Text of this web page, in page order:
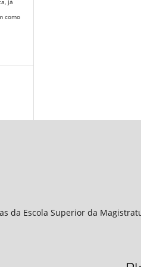
como
da Escola Superior da